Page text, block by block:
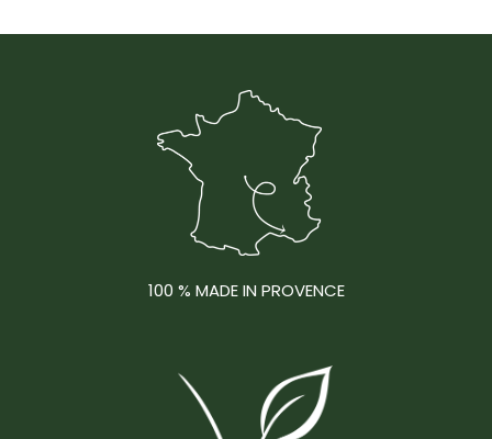
100 % MADE IN PROVENCE